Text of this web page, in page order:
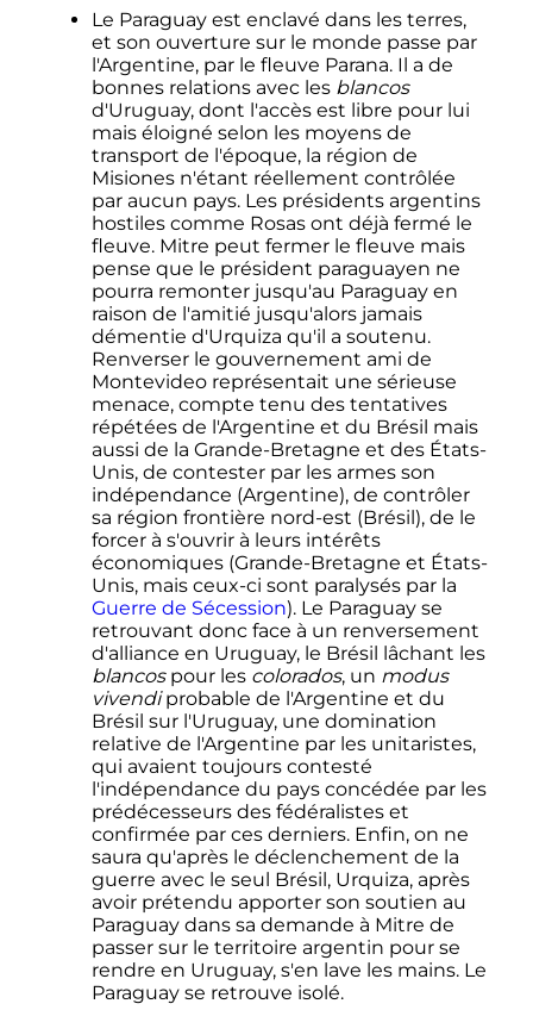
Le Paraguay est enclavé dans les terres,
et son ouverture sur le monde passe par
l'Argentine, par le fleuve Parana. Il a de
bonnes relations avec les blancos
d'Uruguay, dont l'accès est libre pour lui
mais éloigné selon les moyens de
transport de l'époque, la région de
Misiones n'étant réellement contrôlée
par aucun pays. Les présidents argentins
hostiles comme Rosas ont déjà fermé le
fleuve. Mitre peut fermer le fleuve mais
pense que le président paraguayen ne
pourra remonter jusqu'au Paraguay en
raison de l'amitié jusqu'alors jamais
démentie d'Urquiza qu'il a soutenu.
Renverser le gouvernement ami de
Montevideo représentait une sérieuse
menace, compte tenu des tentatives
répétées de l'Argentine et du Brésil mais
aussi de la Grande-Bretagne et des États-
Unis, de contester par les armes son
indépendance (Argentine), de contrôler
sa région frontière nord-est (Brésil), de le
forcer à s'ouvrir à leurs intérêts
économiques (Grande-Bretagne et États-
Unis, mais ceux-ci sont paralysés par la
Guerre de Sécession). Le Paraguay se
retrouvant donc face à un renversement
d'alliance en Uruguay, le Brésil lâchant les
blancospour les colorados, un modus
vivendiprobable de l'Argentine et du
Brésil sur l'Uruguay, une domination
relative de l'Argentine par les unitaristes,
qui avaient toujours contesté
l'indépendance du pays concédée par les
prédécesseurs des fédéralistes et
confirmée par ces derniers. Enfin, on ne
saura qu'après le déclenchement de la
guerre avec le seul Brésil, Urquiza, après
avoir prétendu apporter son soutien au
Paraguay dans sa demande à Mitre de
passer sur le territoire argentin pour se
rendre en Uruguay, s'en lave les mains. Le
Paraguay se retrouve isolé.